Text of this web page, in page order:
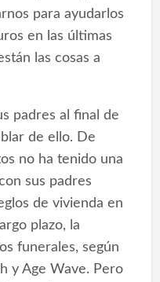
para ayudarlos
en las últimas
las cosas a
padres al final de
de ello. De
no ha tenido una
sus padres
de vivienda en
plazo, la
funerales, según
y Age Wave. Pero